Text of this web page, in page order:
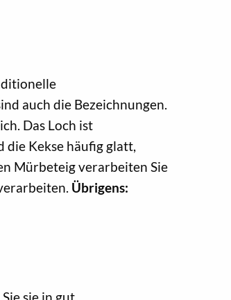
auch die Bezeichnungen.
Das Loch ist
Kekse häufig glatt,
Mürbeteig verarbeiten Sie
Übrigens:
sie in gut